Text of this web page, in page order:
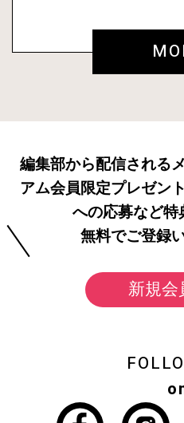
編集部から配信される
アム会員限定プレゼン
への応募など特
無料でご登録
新規会